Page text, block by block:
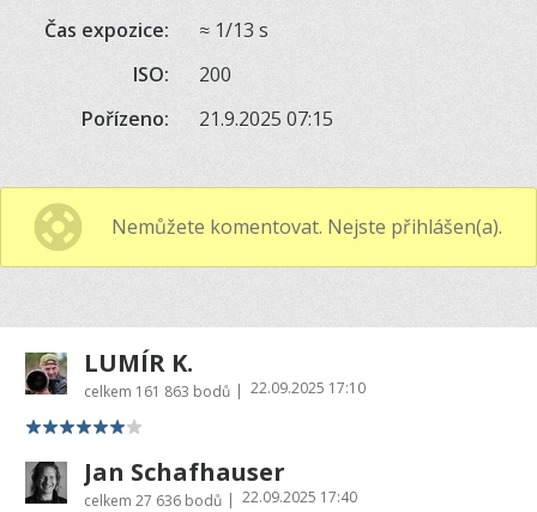
Čas expozice:
≈ 1/13 s
ISO:
200
Pořízeno:
21.9.2025 07:15
Nemůžete komentovat. Nejste přihlášen(a).
LUMÍR K.
celkem 161 863 bodů | 22.09.2025 17:10
Jan Schafhauser
celkem 27 636 bodů | 22.09.2025 17:40